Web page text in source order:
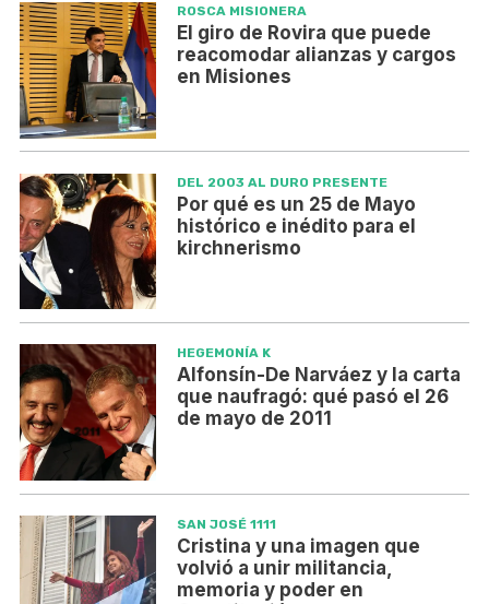
ROSCA MISIONERA
El giro de Rovira que puede
reacomodar alianzas y cargos
en Misiones
DEL 2003 AL DURO PRESENTE
Por qué es un 25 de Mayo
histórico e inédito para el
kirchnerismo
HEGEMONÍA K
Alfonsín-De Narváez y la carta
que naufragó: qué pasó el 26
de mayo de 2011
SAN JOSÉ 1111
Cristina y una imagen que
volvió a unir militancia,
memoria y poder en